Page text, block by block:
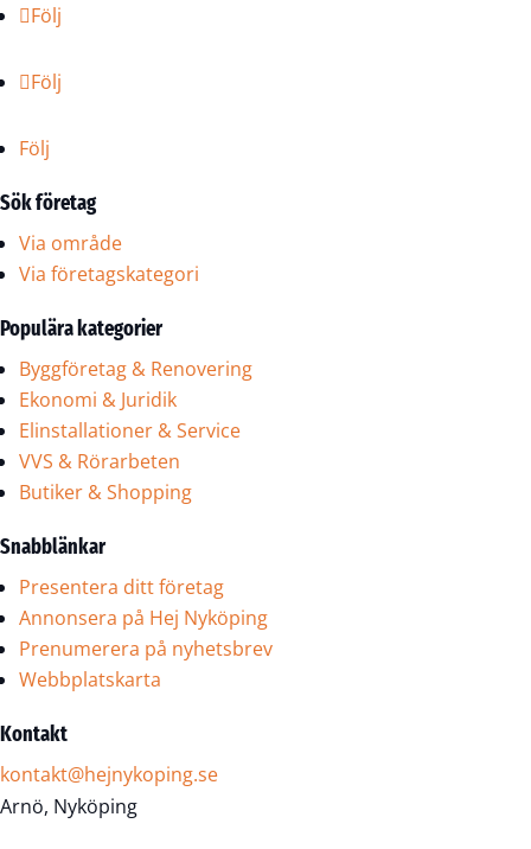
Följ
Följ
Följ
Sök företag
Via område
Via företagskategori
Populära kategorier
Byggföretag & Renovering
Ekonomi & Juridik
Elinstallationer & Service
VVS & Rörarbeten
Butiker & Shopping
Snabblänkar
Presentera ditt företag
Annonsera på Hej Nyköping
Prenumerera på nyhetsbrev
Webbplatskarta
Kontakt
kontakt@hejnykoping.se
Arnö, Nyköping